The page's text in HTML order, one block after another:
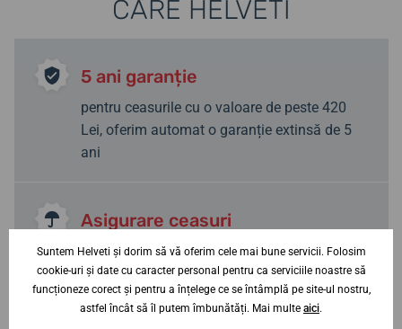
CARE HELVETI
5 ani garanție
pentru ceasurile cu o valoare de peste 420
Lei, oferim automat o garanție extinsă de 5
ani
Asigurare ceasuri
asigurare inclusă pentru ceasuri peste 415 Lei
(furt și deteriorare)
Suntem Helveti și dorim să vă oferim cele mai bune servicii. Folosim
cookie-uri și date cu caracter personal pentru ca serviciile noastre să
funcționeze corect și pentru a înțelege ce se întâmplă pe site-ul nostru,
astfel încât să îl putem îmbunătăți. Mai multe aici.